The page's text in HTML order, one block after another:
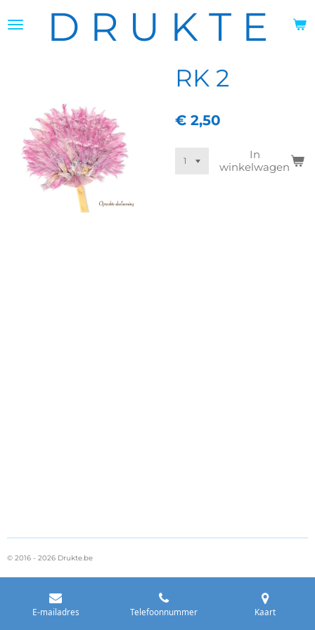
direct
D R U K T E
RK 2
€ 2,50
In
winkelwagen
© 2016 - 2026 Drukte.be
E-mailadres Telefoonnummer Kaart